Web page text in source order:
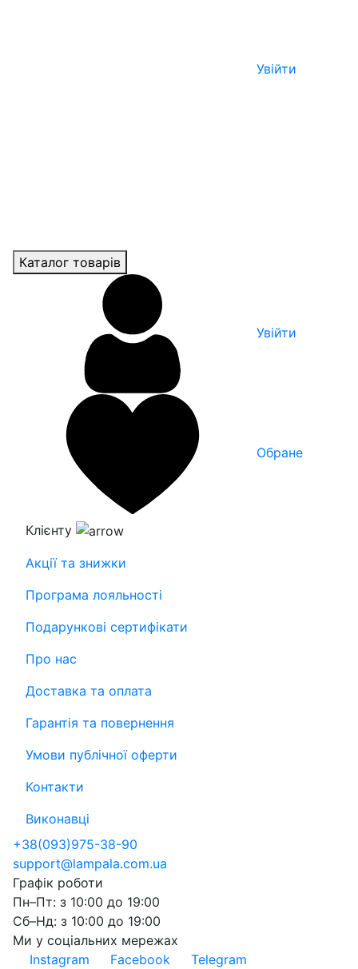
Увійти
Каталог товарів
Увійти
Обране
Клієнту
Акції та знижки
Програма лояльності
Подарункові сертифікати
Про нас
Доставка та оплата
Гарантія та повернення
Умови публічної оферти
Контакти
Виконавці
+38(093)975-38-90
support@lampala.com.ua
Графік роботи
Пн–Пт: з 10:00 до 19:00
Сб–Нд: з 10:00 до 19:00
Ми у соціальних мережах
Instagram
Facebook
Telegram